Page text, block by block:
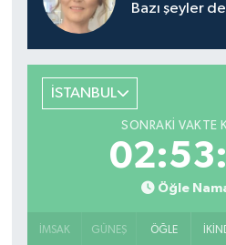
Bazı şeyler
İSTANBUL
SONRAKI VAKTE
Öğle
İMSAK GÜNEŞ ÖĞLE